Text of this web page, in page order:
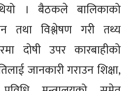
। बैठकले बालिकाको
तथा विश्लेषण गरी तथ्य
दोषी उपर कारबाहीको
जानकारी गराउन शिक्षा,